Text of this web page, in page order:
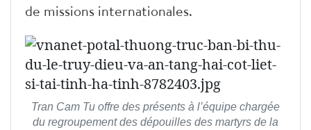
de missions internationales.
Tran Cam Tu offre des présents à l’équipe chargée
du regroupement des dépouilles des martyrs de la